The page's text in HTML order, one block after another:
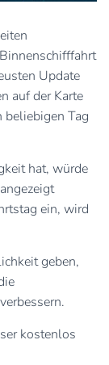
Update
auf der Karte
beliebigen Tag
hat, würde
ein, wird
geben,
kostenlos